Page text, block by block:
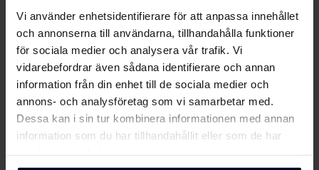
Vi använder enhetsidentifierare för att anpassa innehållet
och annonserna till användarna, tillhandahålla funktioner
för sociala medier och analysera vår trafik. Vi
vidarebefordrar även sådana identifierare och annan
information från din enhet till de sociala medier och
annons- och analysföretag som vi samarbetar med.
Dessa kan i sin tur kombinera informationen med annan
information som du har tillhandahållit eller som de har
Säkerhetsinformation
och varningar (NO)
Ladda ner
Säkerhetsinformation
och varningar (SV)
Ladda ner
Säkerhetsinformation
och varningar (EN)
Ladda ner
OmGram